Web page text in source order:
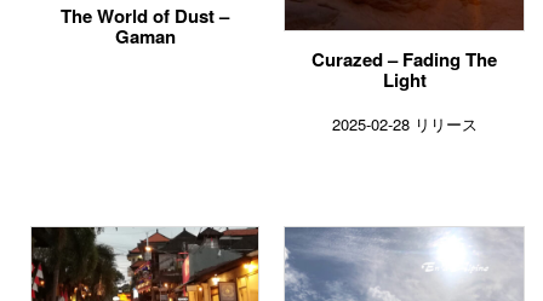
The World of Dust –
Gaman
Curazed – Fading The
Light
2025-02-28 リリース